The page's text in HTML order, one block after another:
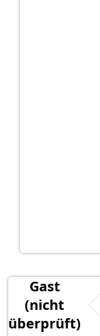
Gast
(nicht
überprüft)